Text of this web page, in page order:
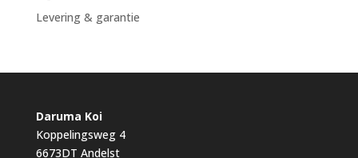
Levering & garantie
Daruma Koi
Koppelingsweg 4
6673DT Andelst